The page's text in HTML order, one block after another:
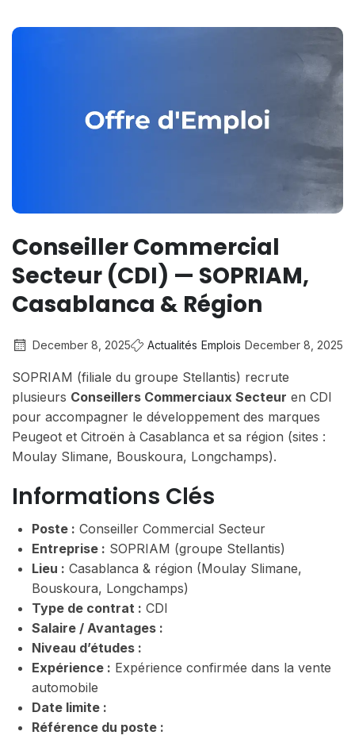
Conseiller Commercial
Secteur (CDI) — SOPRIAM,
Casablanca & Région
December 8, 2025 Actualités Emplois December 8, 2025
SOPRIAM (filiale du groupe Stellantis) recrute
plusieurs Conseillers Commerciaux Secteur en CDI
pour accompagner le développement des marques
Peugeot et Citroën à Casablanca et sa région (sites :
Moulay Slimane, Bouskoura, Longchamps).
Informations Clés
Poste : Conseiller Commercial Secteur
Entreprise : SOPRIAM (groupe Stellantis)
Lieu : Casablanca & région (Moulay Slimane,
Bouskoura, Longchamps)
Type de contrat : CDI
Salaire / Avantages :
Niveau d’études :
Expérience : Expérience confirmée dans la vente
automobile
Date limite :
Référence du poste :